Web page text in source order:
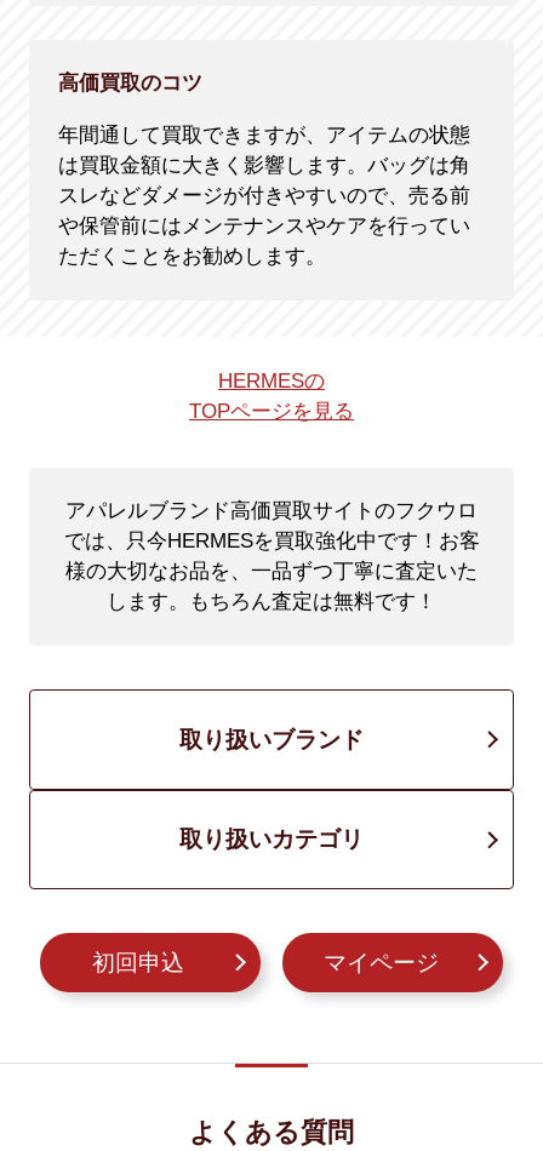
高価買取のコツ
年間通して買取できますが、アイテムの状態
は買取金額に大きく影響します。バッグは角
スレなどダメージが付きやすいので、売る前
や保管前にはメンテナンスやケアを行ってい
ただくことをお勧めします。
HERMESの
TOPページを見る
アパレルブランド高価買取サイトのフクウロ
では、只今HERMESを買取強化中です！ お客
様の大切なお品を、一品ずつ丁寧に査定いた
します。もちろん査定は無料です！
取り扱いブランド
取り扱いカテゴリ
初回申込 マイページ
よくある質問